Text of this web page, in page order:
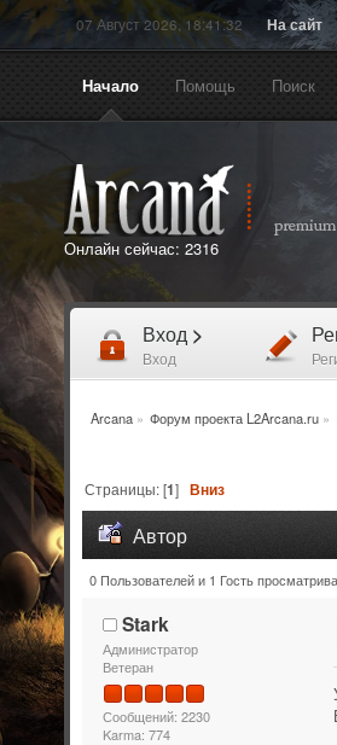
07 Август 2026, 18:41:32 На сайт
Начало Помощь Поиск
Онлайн сейчас: 2316
Вход >
Вход
Arcana» Форум проекта L2Arcana.ru »
Страницы: [1]Вниз
Автор
Тема: Правила создания
0 Пользователей и 1 Гость
Stark
Администратор
Ветеран
Сообщений: 2230
Karma: 774